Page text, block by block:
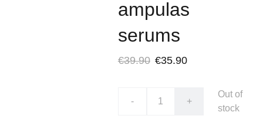
ampulas
serums
€39.90 €35.90
- +
Out of
stock